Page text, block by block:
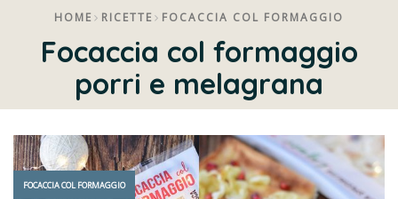
HOME RICETTE FOCACCIA COL FORMAGGIO
Focaccia col formaggio
porri e melagrana
FOCACCIA COL FORMAGGIO